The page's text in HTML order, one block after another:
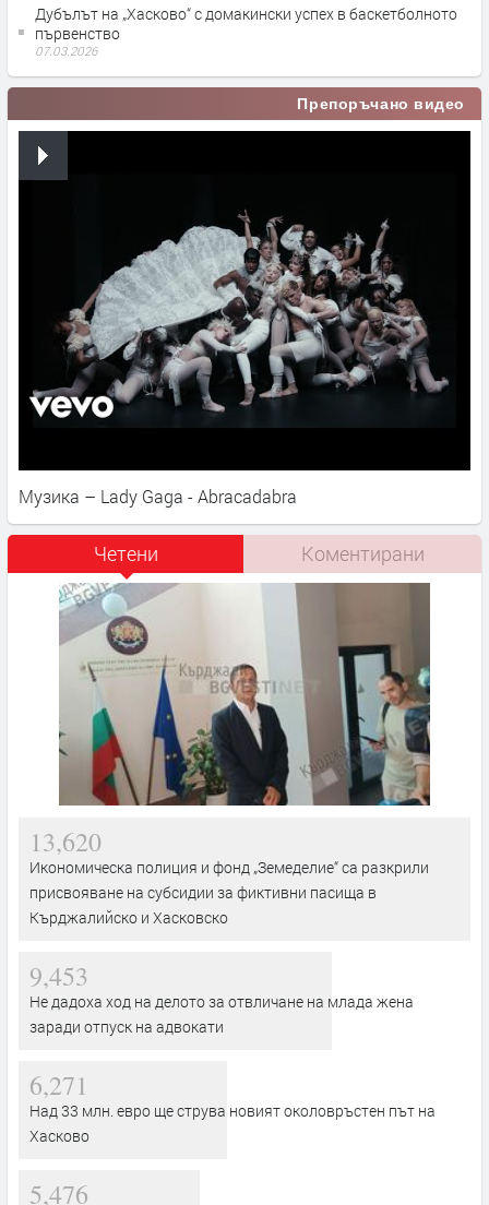
Дубълът на „Хасково“ с домакински успех в баскетболното
първенство
07.03.2026
Препоръчано видео
Музика – Lady Gaga - Abracadabra
Четени Коментирани
13,620
Икономическа полиция и фонд „Земеделие“ са разкрили
присвояване на субсидии за фиктивни пасища в
Кърджалийско и Хасковско
9,453
Не дадоха ход на делото за отвличане на млада жена
заради отпуск на адвокати
6,271
Над 33 млн. евро ще струва новият околовръстен път на
Хасково
5,476